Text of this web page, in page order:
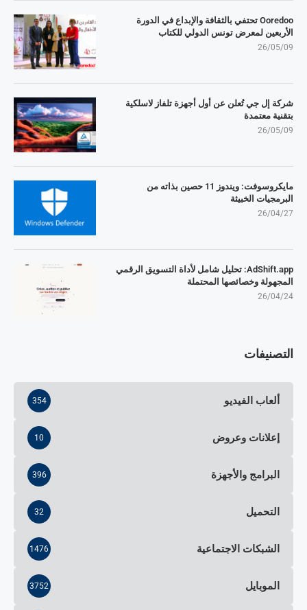
Ooredoo تحتفي بالثقافة والإبداع في الدورة
الأربعين لمعرض تونس الدولي للكتاب
26/05/09
شركة إل جي تُعلن عن أول أجهزة تلفاز لاسلكية
بتقنية معتمدة
26/05/09
مايكروسوفت: ويندوز 11 حصين بذاته من
البرمجيات الخبيثة
26/04/27
AdShift.app: تحليل شامل لأداة التسويق الرقمي
المجهولة وخصائصها المحتملة
26/04/24
التصنيفات
ألعاب الفيديو 354
إعلانات وعروض 10
البرامج والأجهزة 396
التحميل 32
الشبكات الاجتماعية 1476
الموبايل 3752